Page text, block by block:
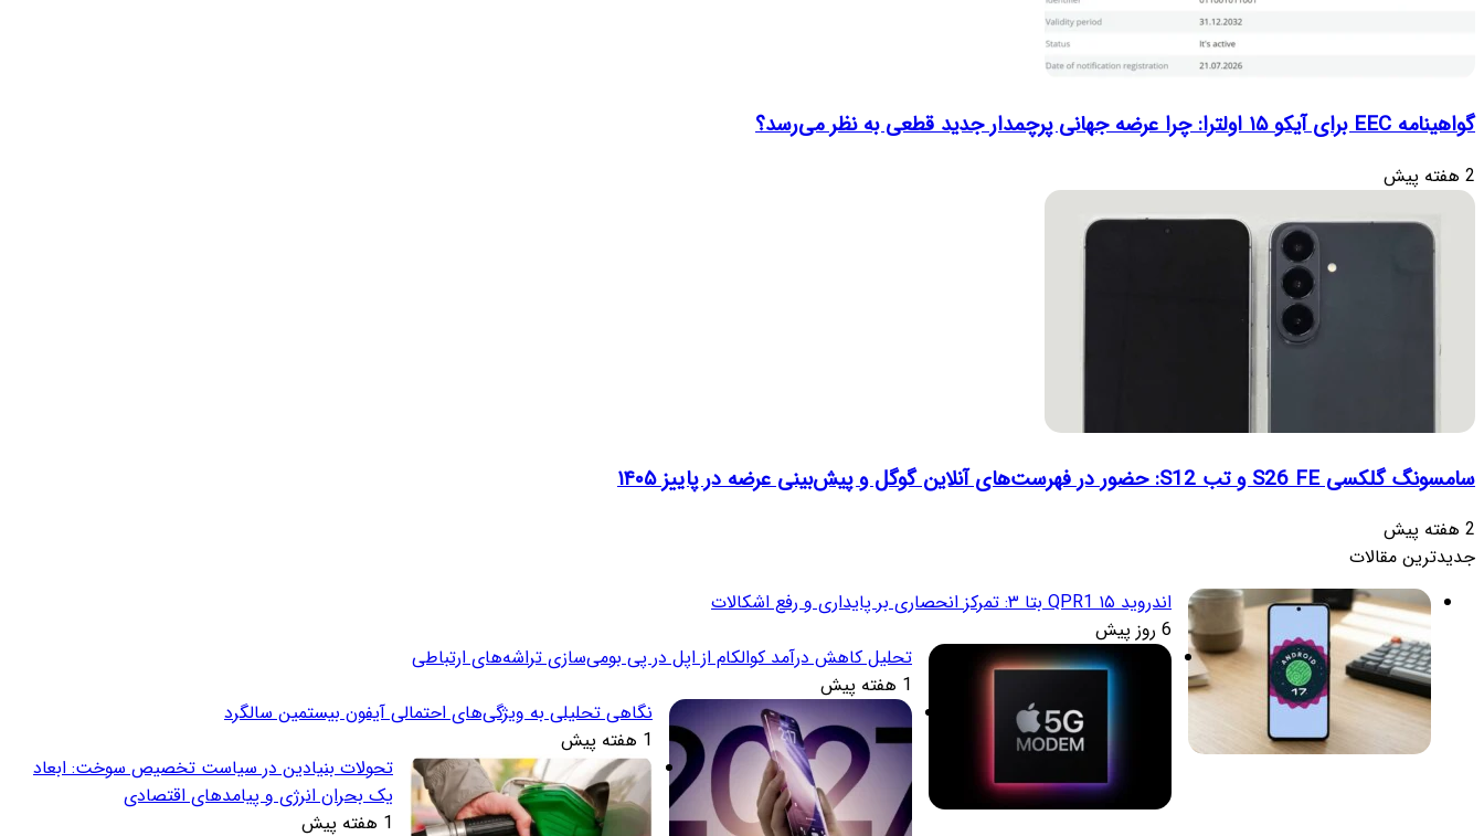
گواهینامه EEC برای آیکو ۱۵ اولترا: چرا عرضه جهانی پرچمدار جدید قطعی به نظر می‌رسد؟
2 هفته پیش
سامسونگ گلکسی S26 FE و تب S12: حضور در فهرست‌های آنلاین گوگل و پیش‌بینی عرضه در پاییز ۱۴۰۵
2 هفته پیش
جدیدترین مقالات
اندروید ۱۵ QPR1 بتا ۳: تمرکز انحصاری بر پایداری و رفع اشکالات
6 روز پیش
تحلیل کاهش درآمد کوالکام از اپل در پی بومی‌سازی تراشه‌های ارتباطی
1 هفته پیش
نگاهی تحلیلی به ویژگی‌های احتمالی آیفون بیستمین سالگرد
1 هفته پیش
تحولات بنیادین در سیاست تخصیص سوخت: ابعاد
یک بحران انرژی و پیامدهای اقتصادی
1 هفته پیش